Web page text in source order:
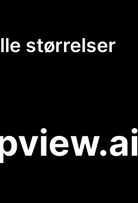
størrelser